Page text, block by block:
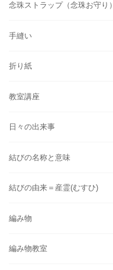
念珠ストラップ（念珠お守り）
手縫い
折り紙
教室講座
日々の出来事
結びの名称と意味
結びの由来＝産霊(むすひ)
編み物
編み物教室